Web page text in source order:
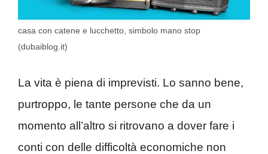
casa con catene e lucchetto, simbolo mano stop
(dubaiblog.it)
La vita è piena di imprevisti. Lo sanno bene,
purtroppo, le tante persone che da un
momento all’altro si ritrovano a dover fare i
conti con delle difficoltà economiche non